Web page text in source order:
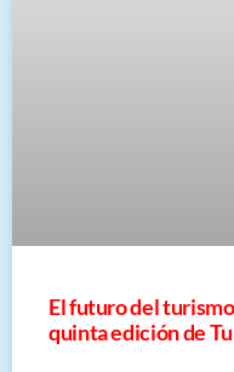
El futuro del
quinta edición de